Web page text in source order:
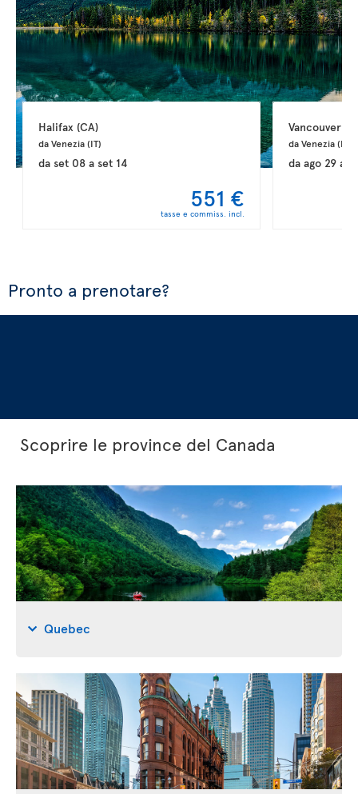
Halifax (CA)
da Venezia (IT)
da set 08a set 14
551 €
tasse e commiss. incl.
Vancouver
da Venezia (IT)
daago 29 a
Pronto a prenotare?
Scoprire le province del Canada
Quebec